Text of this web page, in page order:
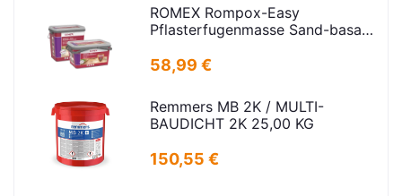
ROMEX Rompox-Easy
Pflasterfugenmasse Sand-basalt
58,99 €
Remmers MB 2K / MULTI-
BAUDICHT 2K 25,00 KG
150,55 €